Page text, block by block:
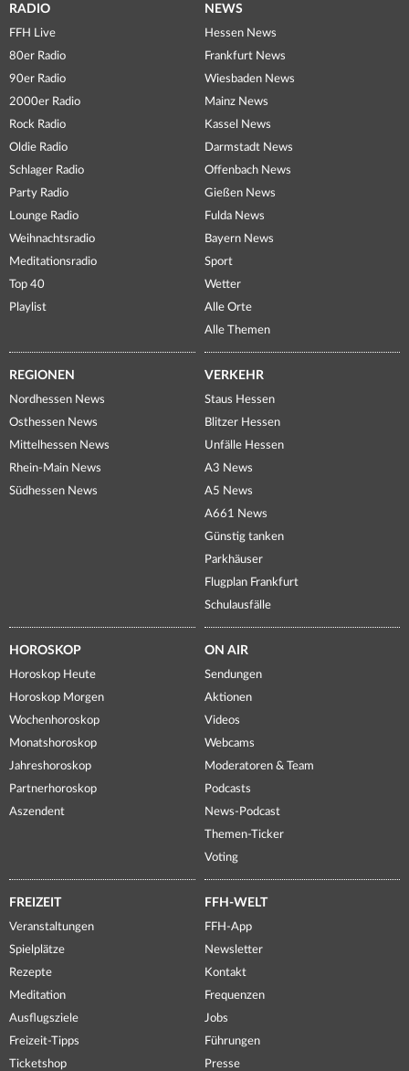
RADIO
FFH Live
80er Radio
90er Radio
2000er Radio
Rock Radio
Oldie Radio
Schlager Radio
Party Radio
Lounge Radio
Weihnachtsradio
Meditationsradio
Top 40
Playlist
NEWS
Hessen News
Frankfurt News
Wiesbaden News
Mainz News
Kassel News
Darmstadt News
Offenbach News
Gießen News
Fulda News
Bayern News
Sport
Wetter
Alle Orte
Alle Themen
REGIONEN
Nordhessen News
Osthessen News
Mittelhessen News
Rhein-Main News
Südhessen News
VERKEHR
Staus Hessen
Blitzer Hessen
Unfälle Hessen
A3 News
A5 News
A661 News
Günstig tanken
Parkhäuser
Flugplan Frankfurt
Schulausfälle
HOROSKOP
Horoskop Heute
Horoskop Morgen
Wochenhoroskop
Monatshoroskop
Jahreshoroskop
Partnerhoroskop
Aszendent
ON AIR
Sendungen
Aktionen
Videos
Webcams
Moderatoren & Team
Podcasts
News-Podcast
Themen-Ticker
Voting
FREIZEIT
Veranstaltungen
Spielplätze
Rezepte
Meditation
Ausflugsziele
Freizeit-Tipps
Ticketshop
FFH-WELT
FFH-App
Newsletter
Kontakt
Frequenzen
Jobs
Führungen
Presse